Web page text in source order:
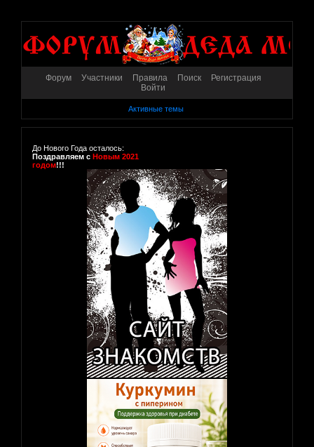
Форум Участники Правила Поиск
Регистрация
Войти
Активные темы
До Нового Года осталось:
Поздравляем с Новым 2021
годом!!!